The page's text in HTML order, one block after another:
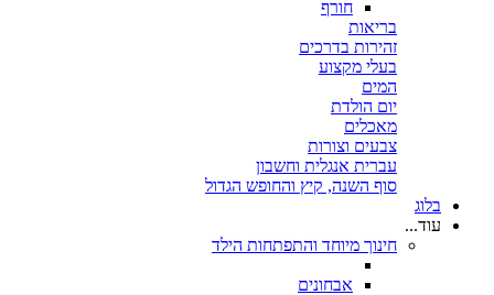
חורף
בריאות
זהירות בדרכים
בעלי מקצוע
המים
יום הולדת
מאכלים
צבעים וצורות
עברית אנגלית וחשבון
סוף השנה, קיץ והחופש הגדול
בלוג
עוד...
חינוך מיוחד והתפתחות הילד
אבחונים